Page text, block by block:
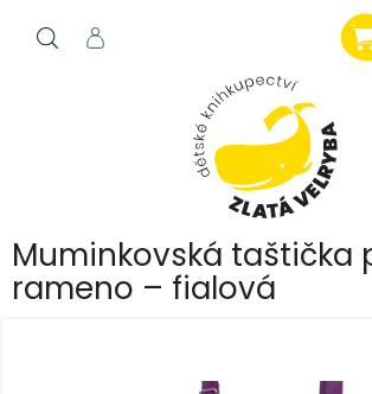
Muminkovská taštička
rameno – fialová